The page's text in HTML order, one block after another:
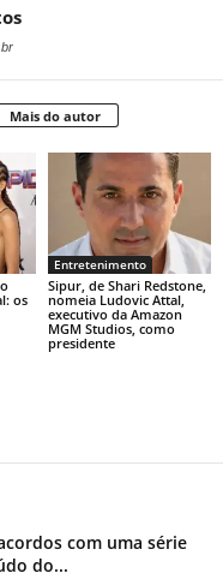
Mais do autor
os
Entretenimento
Sipur, de Shari Redstone,
nomeia Ludovic Attal,
executivo da Amazon
MGM Studios, como
presidente
com uma série
do...